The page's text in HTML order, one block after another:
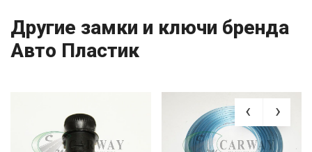
Другие замки и ключи бренда
Авто Пластик